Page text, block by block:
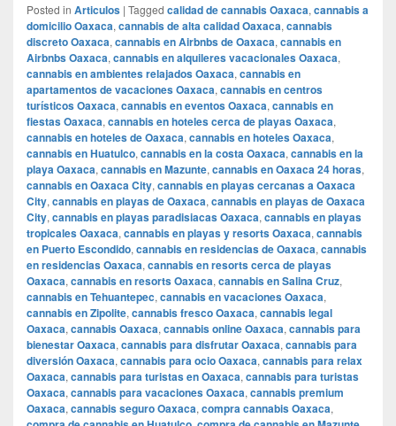
Posted in Articulos | Tagged calidad de cannabis Oaxaca, cannabis a
domicilio Oaxaca, cannabis de alta calidad Oaxaca, cannabis
discreto Oaxaca, cannabis en Airbnbs de Oaxaca, cannabis en
Airbnbs Oaxaca, cannabis en alquileres vacacionales Oaxaca,
cannabis en ambientes relajados Oaxaca, cannabis en
apartamentos de vacaciones Oaxaca, cannabis en centros
turísticos Oaxaca, cannabis en eventos Oaxaca, cannabis en
fiestas Oaxaca, cannabis en hoteles cerca de playas Oaxaca,
cannabis en hoteles de Oaxaca, cannabis en hoteles Oaxaca,
cannabis en Huatulco, cannabis en la costa Oaxaca, cannabis en la
playa Oaxaca, cannabis en Mazunte, cannabis en Oaxaca 24 horas,
cannabis en Oaxaca City, cannabis en playas cercanas a Oaxaca
City, cannabis en playas de Oaxaca, cannabis en playas de Oaxaca
City, cannabis en playas paradisiacas Oaxaca, cannabis en playas
tropicales Oaxaca, cannabis en playas y resorts Oaxaca, cannabis
en Puerto Escondido, cannabis en residencias de Oaxaca, cannabis
en residencias Oaxaca, cannabis en resorts cerca de playas
Oaxaca, cannabis en resorts Oaxaca, cannabis en Salina Cruz,
cannabis en Tehuantepec, cannabis en vacaciones Oaxaca,
cannabis en Zipolite, cannabis fresco Oaxaca, cannabis legal
Oaxaca, cannabis Oaxaca, cannabis online Oaxaca, cannabis para
bienestar Oaxaca, cannabis para disfrutar Oaxaca, cannabis para
diversión Oaxaca, cannabis para ocio Oaxaca, cannabis para relax
Oaxaca, cannabis para turistas en Oaxaca, cannabis para turistas
Oaxaca, cannabis para vacaciones Oaxaca, cannabis premium
Oaxaca, cannabis seguro Oaxaca, compra cannabis Oaxaca,